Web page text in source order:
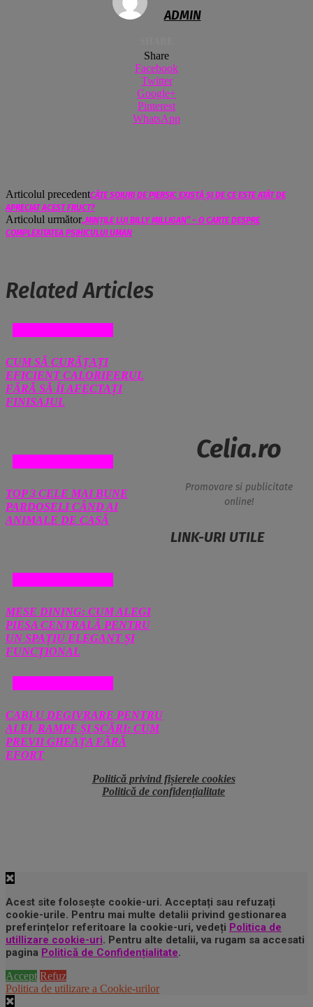
ADMIN
Share
Facebook
Twitter
Google+
Pinterest
WhatsApp
Articolul precedentCÂTE SOIURI DE PIERSIC EXISTĂ ȘI DE CE ESTE ATÂT DE
APRECIAT ACEST FRUCT?
Articolul următor„MINȚILE LUI BILLY MILLIGAN” – O CARTE DESPRE
COMPLEXITATEA PSIHICULUI UMAN
Related Articles
CUM SĂ CURĂȚAȚI
EFICIENT CALORIFERUL
FĂRĂ SĂ ÎI AFECTAȚI
FINISAJUL
TOP 3 CELE MAI BUNE
PARDOSELI CÂND AI
ANIMALE DE CASĂ
MESE DINING: CUM ALEGI
PIESA CENTRALĂ PENTRU
UN SPAȚIU ELEGANT ȘI
FUNCȚIONAL
CABLU DEGIVRARE PENTRU
ALEI, RAMPE ȘI SCĂRI: CUM
PREVII GHEAȚA FĂRĂ
EFORT
Celia.ro
Promovare si publicitate
online!
LINK-URI UTILE
Politică privind fișierele cookies
Politică de confidențialitate
Acest site folosește cookie-uri. Acceptați sau refuzați
cookie-urile. Pentru mai multe detalii privind gestionarea
preferințelor referitoare la cookie-uri, vedeți Politica de
utillizare cookie-uri. Pentru alte detalii, va rugam sa accesati
pagina Politică de Confidențialitate.
Accept Refuz
Politica de utilizare a Cookie-urilor